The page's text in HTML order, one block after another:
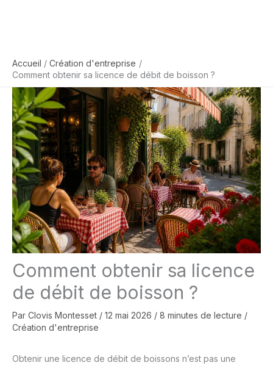
Accueil
Création d'entreprise
Comment obtenir sa licence de débit de boisson ?
Comment obtenir sa licence
de débit de boisson ?
Par Clovis Montesset / 12 mai 2026 / 8 minutes de lecture /
Création d'entreprise
Obtenir une licence de débit de boissons n’est pas une